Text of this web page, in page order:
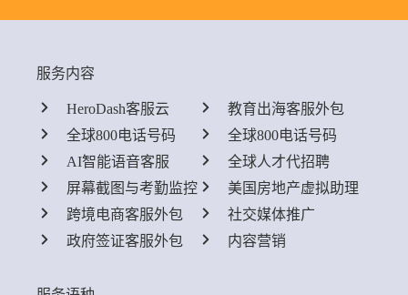
服务内容
HeroDash客服云
全球800电话号码
AI智能语音客服
屏幕截图与考勤监控
跨境电商客服外包
政府签证客服外包
教育出海客服外包
全球800电话号码
全球人才代招聘
美国房地产虚拟助理
社交媒体推广
内容营销